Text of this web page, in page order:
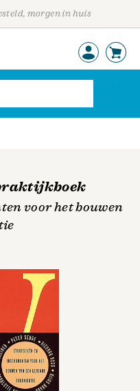
morgen in huis
voor het bouwen